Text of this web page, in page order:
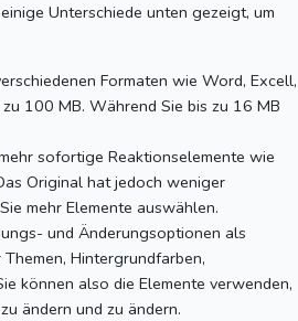
Unterschiede unten gezeigt, um
Formaten wie Word, Excell,
100 MB. Während Sie bis zu 16 MB
sofortige Reaktionselemente wie
Original hat jedoch weniger
mehr Elemente auswählen.
und Änderungsoptionen als
Hintergrundfarben,
können also die Elemente verwenden,
ändern und zu ändern.